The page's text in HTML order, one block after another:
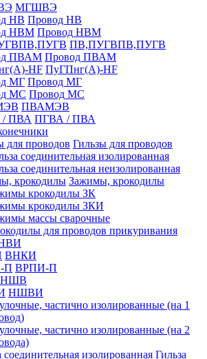
МГШВЭ
Провод НВ
Провод НВМ
ПВ,ПУГВПВ,ПУГВ
Провод ПВАМ
ПуГПнг(A)-HF
Провод МГ
Провод МС
ПВАМЭВ
ПГВА / ПВА
Гильзы для проводов
соединительная изолированная
соединительная неизолированная
Зажимы, крокодилы
крокодилы ЗК
крокодилы ЗКИ
массы сварочные
для проводов прикуривания
ВНКИ
ВРПИ-П
НШВ
НШВИ
частично изолированные (на 1
частично изолированные (на 2
Гильза